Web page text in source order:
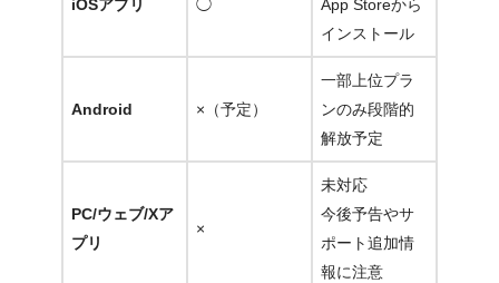
iOSアプリ ◯
App Storeから
インストール
Android ×（予定）
一部上位プラ
ンのみ段階的
解放予定
PC/ウェブ/Xア
プリ
×
未対応
今後予告やサ
ポート追加情
報に注意